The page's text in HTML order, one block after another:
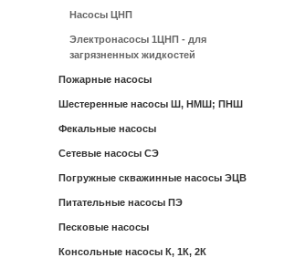
Насосы ЦНП
Электронасосы 1ЦНП - для
загрязненных жидкостей
Пожарные насосы
Шестеренные насосы Ш, НМШ; ПНШ
Фекальные насосы
Сетевые насосы СЭ
Погружные скважинные насосы ЭЦВ
Питательные насосы ПЭ
Песковые насосы
Консольные насосы К, 1К, 2К